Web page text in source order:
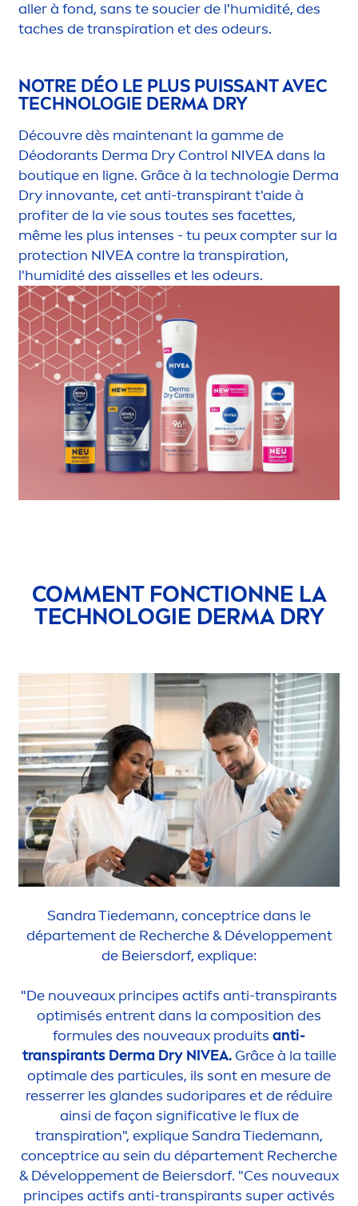
aller à fond, sans te soucier de l'humidité, des
taches de transpiration et des odeurs.
NOTRE DÉO LE PLUS PUISSANT AVEC
TECHNOLOGIE DERMA DRY
Découvre dès maintenant la gamme de
Déodorants Derma Dry Control NIVEAdans la
boutique en ligne. Grâce à la technologie Derma
Dry innovante, cet anti-transpirant t'aide à
profiter de la vie sous toutes ses facettes,
même les plus intenses - tu peux compter sur la
protection NIVEAcontre la transpiration,
l'humidité des aisselles et les odeurs.
COMMENT FONCTIONNE LA
TECHNOLOGIE DERMA DRY
Sandra Tiedemann, conceptrice dans le
département de Recherche & Développement
de Beiersdorf, explique:
"De nouveaux principes actifs anti-transpirants
optimisés entrent dans la composition des
formules des nouveaux produits anti-
transpirants Derma Dry NIVEA.Grâce à la taille
optimale des particules, ils sont en mesure de
resserrer les glandes sudoripares et de réduire
ainsi de façon significative le flux de
transpiration", explique Sandra Tiedemann,
conceptrice au sein du département Recherche
& Développement de Beiersdorf. "Ces nouveaux
principes actifs anti-transpirants super activés